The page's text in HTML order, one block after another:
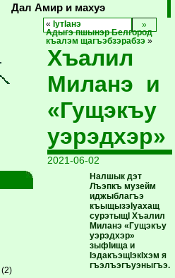
Дал Амир и махуэ
(2)
« IутIанэ
Адыгэ пшынэр Белгород
къалэм щагъэбзэрабзэ »
Хъалил
Миланэ и
«Гущэкъу
уэрэдхэр»
2021-06-02
Налшык дэт
Лъэпкъ музейм
иджыблагъэ
къыщызэIуахащ
сурэтыщI Хъалил
Миланэ «Гущэкъу
уэрэдхэр»
зыфIища и
IэдакъэщIэкIхэм я
гъэлъэгъуэныгъэ.